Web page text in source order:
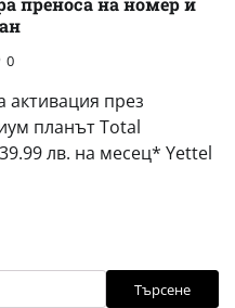
0
активация през
планът Total
лв. на месец* Yettel
Търсене